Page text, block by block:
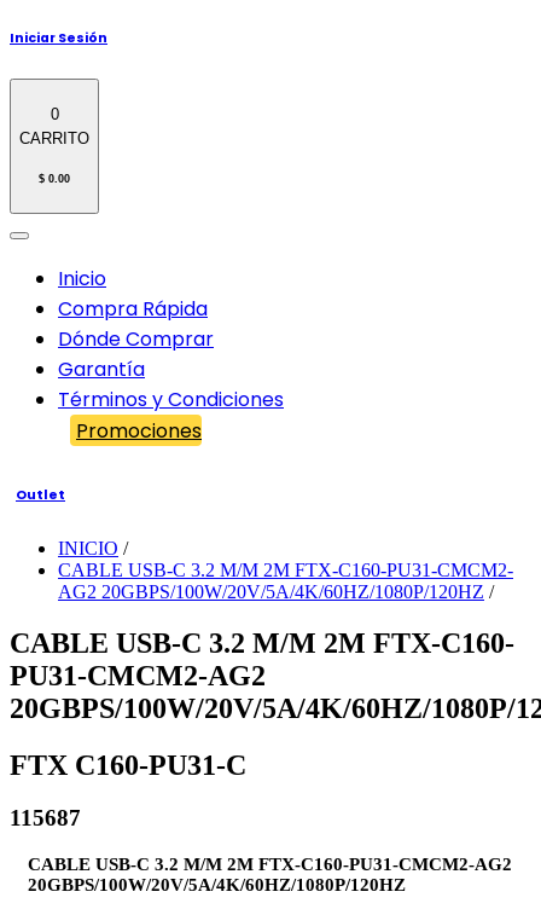
Iniciar Sesión
0
CARRITO
$ 0.00
Inicio
Compra Rápida
Dónde Comprar
Garantía
Términos y Condiciones
Promociones
Outlet
INICIO /
CABLE USB-C 3.2 M/M 2M FTX-C160-PU31-CMCM2-
AG2 20GBPS/100W/20V/5A/4K/60HZ/1080P/120HZ /
CABLE USB-C 3.2 M/M 2M FTX-C160-
PU31-CMCM2-AG2
20GBPS/100W/20V/5A/4K/60HZ/1080P/
FTX C160-PU31-C
115687
CABLE USB-C 3.2 M/M 2M FTX-C160-PU31-CMCM2-AG2
20GBPS/100W/20V/5A/4K/60HZ/1080P/120HZ